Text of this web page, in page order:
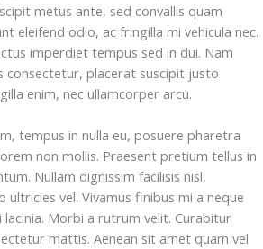
metus ante, sed convallis quam
eleifend odio, ac fringilla mi vehicula nec.
imperdiet tempus sed in dui. Nam
consectetur, placerat suscipit justo
enim, nec ullamcorper arcu.
tempus in nulla eu, posuere pharetra
non mollis. Praesent pretium tellus in
Nullam dignissim facilisis nisl,
ultricies vel. Vivamus finibus mi a neque
Morbi a rutrum velit. Curabitur
mattis. Aenean sit amet quam vel